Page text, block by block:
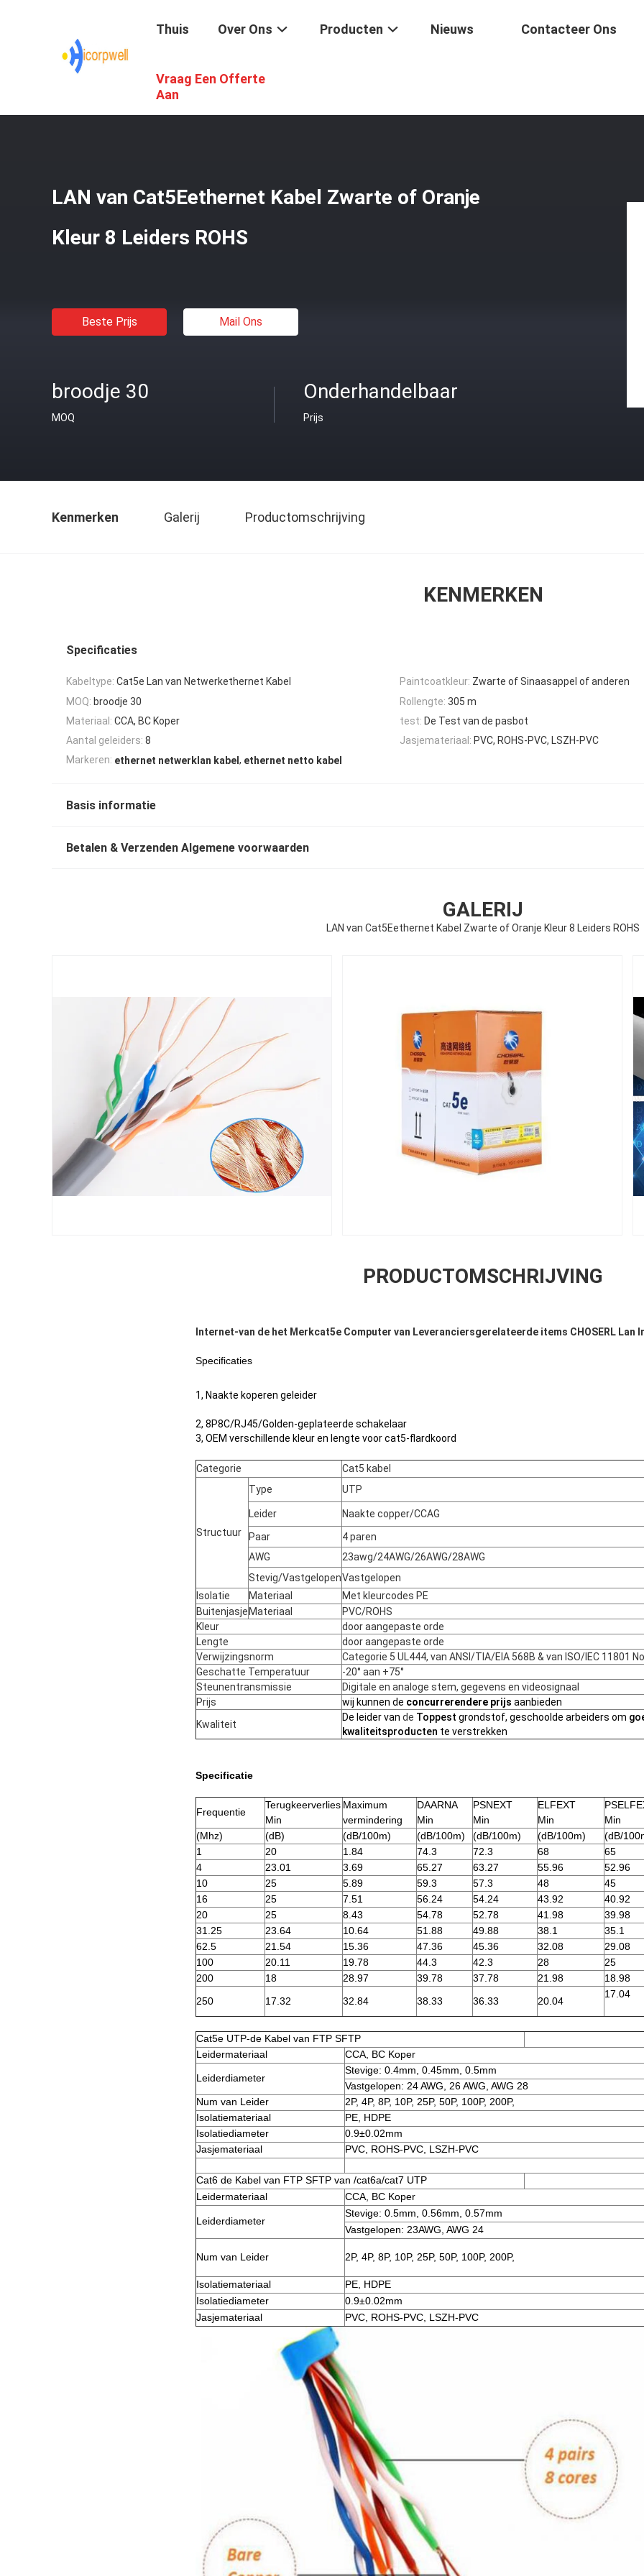
Thuis Over Ons Producten Nieuws Contacteer Ons
Vraag Een Offerte
Aan
Ethernetlan Kabel / LAN Van Cat5Eethernet Kabel Zwarte Of Oranje Kleur 8 Leiders ROHS
LAN van Cat5Eethernet Kabel Zwarte of Oranje
Kleur 8 Leiders ROHS
Beste Prijs Mail Ons
broodje 30
MOQ
Onderhandelbaar
Prijs
Kenmerken Galerij Productomschrijving
KENMERKEN
Specificaties
Kabeltype: Cat5e Lan van Netwerkethernet Kabel Paintcoatkleur: Zwarte of Sinaasappel of anderen
MOQ: broodje 30 Rollengte: 305 m
Materiaal: CCA, BC Koper test: De Test van de pasbot
Aantal geleiders: 8 Jasjemateriaal: PVC, ROHS-PVC, LSZH-PVC
Markeren: ethernet netwerklan kabel , ethernet netto kabel
Basis informatie
Betalen & Verzenden Algemene voorwaarden
GALERIJ
LAN van Cat5Eethernet Kabel Zwarte of Oranje Kleur 8 Leiders ROHS
PRODUCTOMSCHRIJVING
Internet-van de het Merkcat5e Computer van Leveranciersgerelateerde items CHOSERL Lan
Specificaties
1, Naakte koperen geleider
2, 8P8C/RJ45/Golden-geplateerde schakelaar
3, OEM verschillende kleur en lengte voor cat5-flardkoord
Categorie Cat5 kabel
Structuur
Type UTP
Leider
Naakte copper/CCAG
Paar
4 paren
AWG
23awg/24AWG/26AWG/28AWG
Stevig/VastgelopenVastgelopen
Isolatie
Materiaal
Met kleurcodes PE
Buitenjasje Materiaal
PVC/ROHS
Kleur
door aangepaste orde
Lengte
door aangepaste orde
Verwijzingsnorm
Categorie 5 UL444, van ANSI/TIA/EIA 568B & van ISO/IEC 11801
Geschatte Temperatuur
-20° aan +75°
Steunentransmissie
Digitale en analoge stem, gegevens en videosignaal
Prijs
wij kunnen de concurrerendere prijs aanbieden
Kwaliteit
De leider van de Toppest grondstof, geschoolde arbeiders om
kwaliteitsproducten te verstrekken
Specificatie
Frequentie
Terugkeerverlies
Min
Maximum
vermindering
DAARNA
Min
PSNEXT
Min
ELFEXT
Min
Min
(Mhz)
(dB) (dB/100m) (dB/100m) (dB/100m) (dB/100m)
(dB/
1
20 1.84 74.3 72.3 68
65
4
23.01 3.69 65.27 63.27 55.96
52.96
10
25 5.89 59.3 57.3 48
45
16
25 7.51 56.24 54.24 43.92
40.92
20
25 8.43 54.78 52.78 41.98
39.98
31.25
23.64 10.64 51.88 49.88 38.1
35.1
62.5
21.54 15.36 47.36 45.36 32.08
29.08
100
20.11 19.78 44.3 42.3 28
25
200
18 28.97 39.78 37.78 21.98
18.98
250
17.32 32.84 38.33 36.33 20.04
17.04
Cat5e UTP-de Kabel van FTP SFTP
Leidermateriaal
CCA, BC Koper
Leiderdiameter
Stevige: 0.4mm, 0.45mm, 0.5mm
Vastgelopen: 24 AWG, 26 AWG, AWG 28
Num van Leider
2P, 4P, 8P, 10P, 25P, 50P, 100P, 200P,
Isolatiemateriaal
PE, HDPE
Isolatiediameter
0.9±0.02mm
Jasjemateriaal
PVC, ROHS-PVC, LSZH-PVC
Cat6 de Kabel van FTP SFTP van /cat6a/cat7 UTP
Leidermateriaal
CCA, BC Koper
Leiderdiameter
Stevige: 0.5mm, 0.56mm, 0.57mm
Vastgelopen: 23AWG, AWG 24
Num van Leider 2P, 4P, 8P, 10P, 25P, 50P, 100P, 200P,
Isolatiemateriaal
PE, HDPE
Isolatiediameter
0.9±0.02mm
Jasjemateriaal
PVC, ROHS-PVC, LSZH-PVC